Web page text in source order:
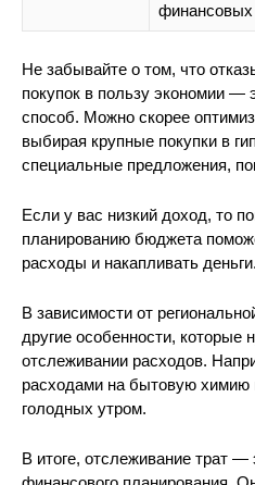
финансовых
Не забывайте о том, что
покупок в пользу экономии —
способ. Можно скорее
выбирая крупные покупки в
специальные предложения,
Если у вас низкий доход, то
планированию бюджета
расходы и накапливать деньги.
В зависимости от
другие особенности, которые
отслеживании расходов.
расходами на бытовую
голодных утром.
В итоге, отслеживание трат —